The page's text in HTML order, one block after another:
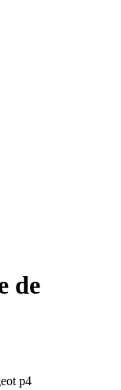
de
p4